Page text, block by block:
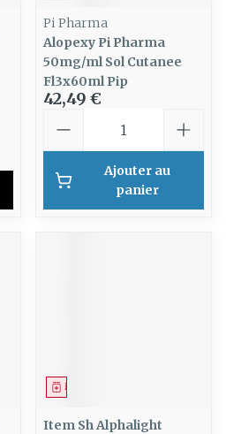
Pi Pharma
Alopexy Pi Pharma
50mg/ml Sol Cutanee
Fl3x60ml Pip
42,49 €
Ajouter au
panier
Médicament
Item Sh Alphalight